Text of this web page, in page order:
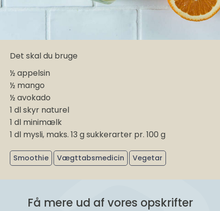
Det skal du bruge
½ appelsin
½ mango
½ avokado
1 dl skyr naturel
1 dl minimælk
1 dl mysli, maks. 13 g sukkerarter pr. 100 g
Smoothie Vægttabsmedicin Vegetar
Få mere ud af vores opskrifter